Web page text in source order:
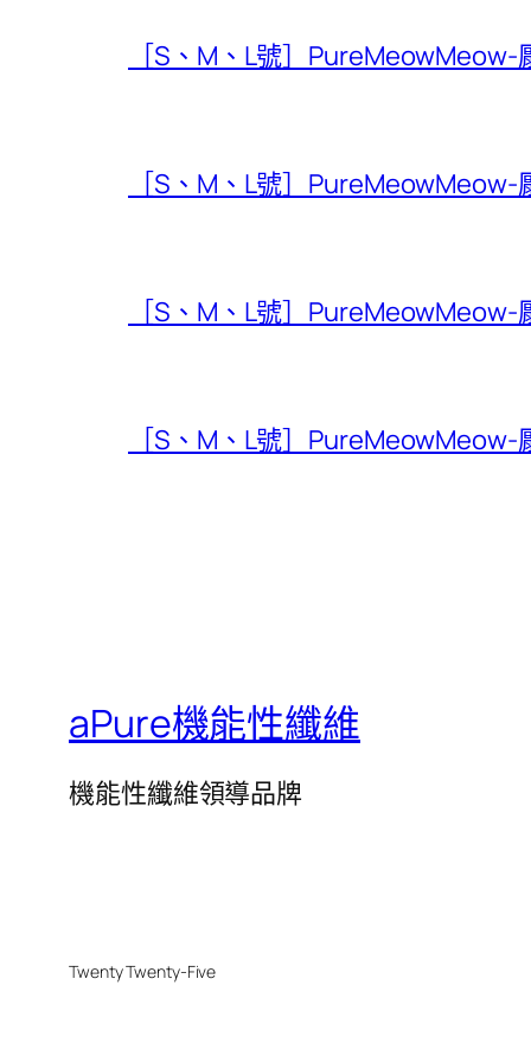
［S、M、L號］
［S、M、L號］
［S、M、L號］
［S、M、L號］
aPure機能性纖維
機能性纖維領導品牌
Twenty Twenty-Five